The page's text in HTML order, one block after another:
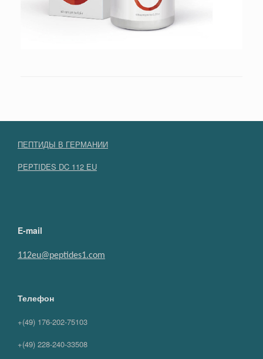
ПЕПТИДЫ В ГЕРМАНИИ
PEPTIDES DC 112 EU
E-mail
112eu@peptides1.com
Телефон
+(49) 176-202-75103
+(49) 228-240-33508